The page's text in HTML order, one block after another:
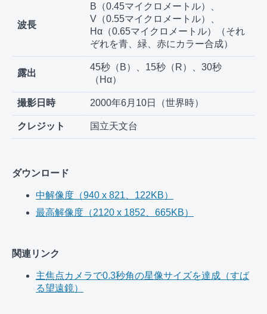
波長
B（0.45マイクロメートル）、
V（0.55マイクロメートル）、
Hα（0.65マイクロメートル）（それ
ぞれを青、緑、赤にカラー合成）
露出
45秒（B）、15秒（R）、30秒
（Hα）
撮影日時 2000年6月10日（世界時）
クレジット 国立天文台
ダウンロード
中解像度（940 x 821、122KB）
最高解像度（2120 x 1852、665KB）
関連リンク
主焦点カメラで0.3秒角の星像サイズを達成（すば
る望遠鏡）